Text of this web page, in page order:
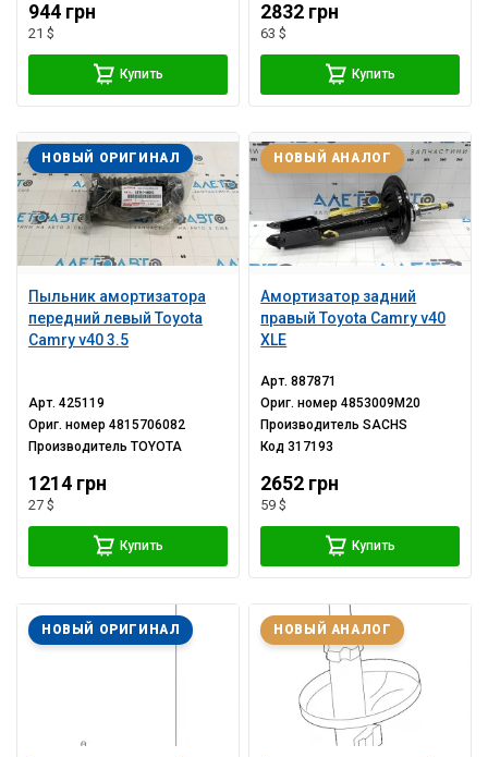
944 грн
21 $
Купить
2832 грн
63 $
Купить
Пыльник амортизатора
передний левый Toyota
Camry v40 3.5
НОВЫЙ ОРИГИНАЛ
Арт.425119
Ориг. номер4815706082
ПроизводительTOYOTA
1214 грн
27 $
Купить
Амортизатор задний
правый Toyota Camry v40
XLE
НОВЫЙ АНАЛОГ
Арт.887871
Ориг. номер4853009M20
ПроизводительSACHS
Код317193
2652 грн
59 $
Купить
НОВЫЙ ОРИГИНАЛ НОВЫЙ АНАЛОГ